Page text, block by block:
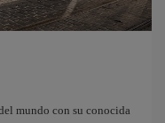
mundo con su conocida